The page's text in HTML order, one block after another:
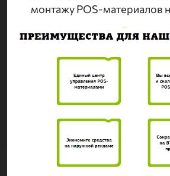
монтажу POS-материалов